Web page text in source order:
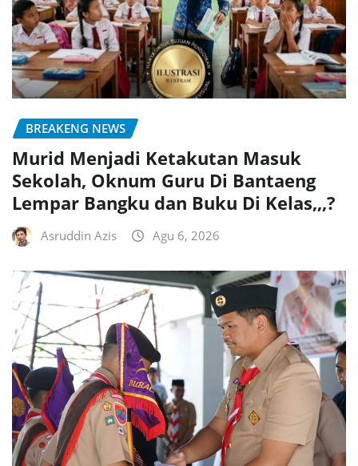
BREAKENG NEWS
Murid Menjadi Ketakutan Masuk
Sekolah, Oknum Guru Di Bantaeng
Lempar Bangku dan Buku Di Kelas,,,?
Asruddin Azis Agu 6, 2026